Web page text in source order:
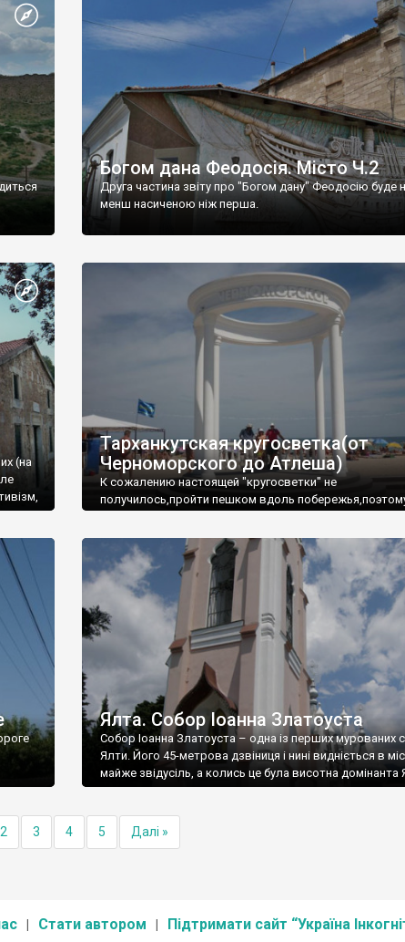
Богом дана Феодосія. Місто Ч.2
Друга частина звіту про "Богом дану" Феодосію буде
менш насиченою ніж перша.
(на
Тарханкутская кругосветка(от
Черноморского до Атлеша)
К сожалению настоящей "кругосветки" не
получилось,пройти пешком вдоль
Ялта. Собор Іоанна Златоуста
Собор Іоанна Златоуста – одна із перших мурованих
Ялти. Його 45-метрова дзвіниця і нині видніється в
майже звідусіль, а колись це була висотна домінанта
2 3 4 5 Далі »
Стати автором Підтримати сайт “Україна